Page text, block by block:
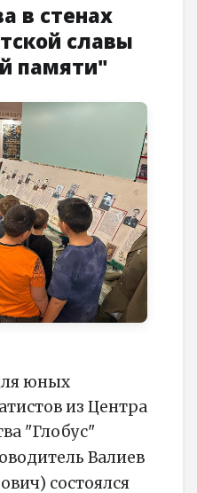
в стенах
славы
памяти"
юных
из Центра
"Глобус"
Валиев
состоялся